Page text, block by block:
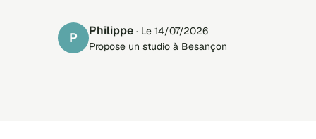
P Philippe · Le 14/07/2026
Propose un studio à Besançon